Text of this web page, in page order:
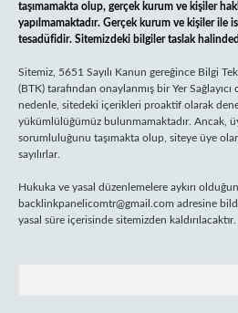
taşımamakta olup, gerçek kurum ve kişiler
yapılmamaktadır. Gerçek kurum ve kişiler ile
tesadüfidir. Sitemizdeki bilgiler taslak
Sitemiz, 5651 Sayılı Kanun gereğince Bilgi
(BTK) tarafından onaylanmış bir Yer
nedenle, sitedeki içerikleri proaktif olarak
yükümlülüğümüz bulunmamaktadır. Ancak,
sorumluluğunu taşımakta olup, siteye üye
sayılırlar.
Hukuka ve yasal düzenlemelere aykırı
backlinkpanelicomtr@gmail.com adresine
yasal süre içerisinde sitemizden kaldırılacaktır.